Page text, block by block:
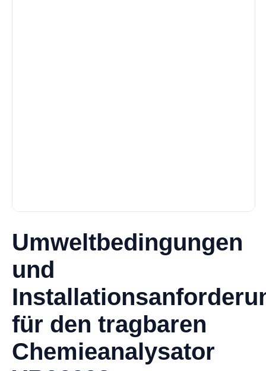
Umweltbedingungen
und
für den tragbaren
Chemieanalysator